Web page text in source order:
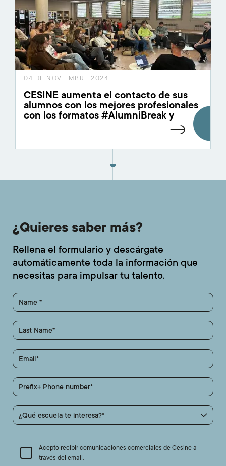
04 DE NOVIEMBRE 2024
CESINE aumenta el contacto de sus
alumnos con los mejores profesionales
con los formatos #AlumniBreak y
¿Quieres saber más?
Rellena el formulario y descárgate
automáticamente toda la información que
necesitas para impulsar tu talento.
Name
Last Name
Email
Prefix+ Phone number
¿Qué escuela te interesa?
Acepto recibir comunicaciones comerciales de Cesine a
través del email.